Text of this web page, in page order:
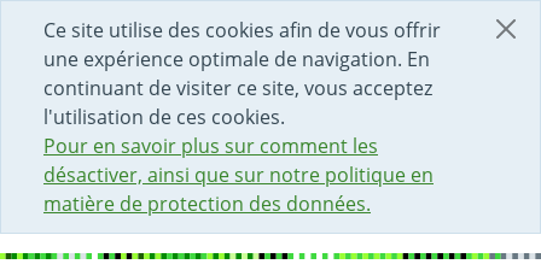
Ce site utilise des cookies afin de vous offrir
une expérience optimale de navigation. En
continuant de visiter ce site, vous acceptez
l'utilisation de ces cookies.
Pour en savoir plus sur comment les
désactiver, ainsi que sur notre politique en
matière de protection des données.
DÉBUT DU CONTENU DE LA PAGE
ACCÈS AU CHAMP DE RECHERCHE
PAGE D'ACCUEIL
FORMULAIRE DE CONTACT